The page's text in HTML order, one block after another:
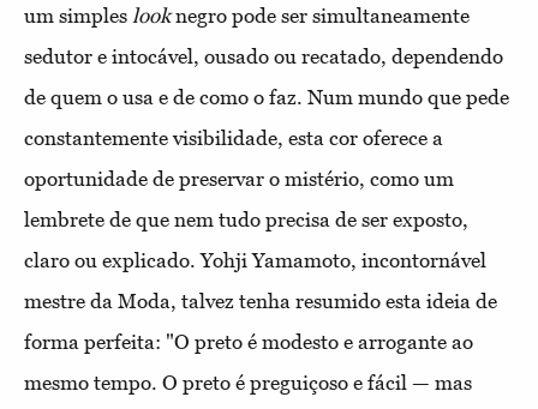
um simples looknegro pode ser simultaneamente
sedutor e intocável, ousado ou recatado, dependendo
de quem o usa e de como o faz. Num mundo que pede
constantemente visibilidade, esta cor oferece a
oportunidade de preservar o mistério, como um
lembrete de que nem tudo precisa de ser exposto,
claro ou explicado. Yohji Yamamoto, incontornável
mestre da Moda, talvez tenha resumido esta ideia de
forma perfeita: "O preto é modesto e arrogante ao
mesmo tempo. O preto é preguiçoso e fácil — mas